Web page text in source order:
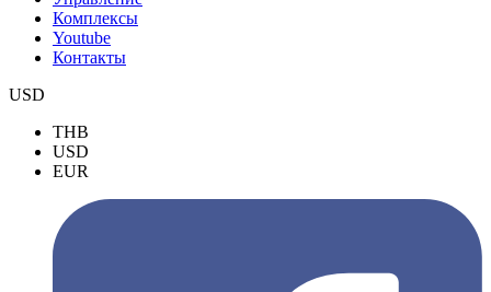
Комплексы
Youtube
Контакты
USD
THB
USD
EUR